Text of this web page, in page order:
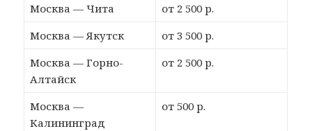
Москва — Чита
от 2 500 р.
Москва — Якутск
от 3 500 р.
Москва — Горно-
Алтайск
от 2 500 р.
Москва —
Калининград
от 500 р.